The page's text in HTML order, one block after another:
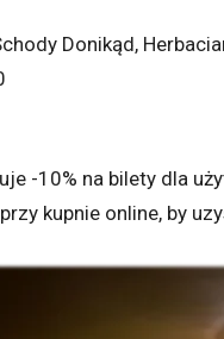
Donikąd,
-10% na bilety dla
kupnie online, by